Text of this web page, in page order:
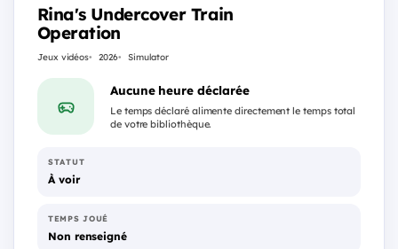
Rina's Undercover Train
Operation
Jeux vidéos 2026 Simulator
Aucune heure déclarée
Le temps déclaré alimente directement le temps total
de votre bibliothèque.
STATUT
À voir
TEMPS JOUÉ
Non renseigné